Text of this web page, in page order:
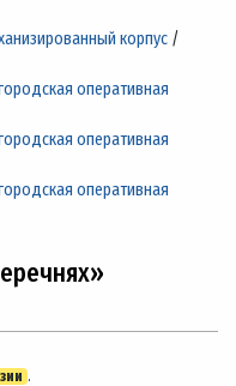
корпус /
оперативная
оперативная
оперативная
.